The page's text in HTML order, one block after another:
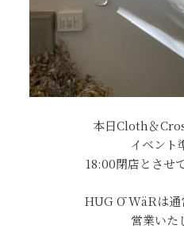
本日Cloth＆
イベント
18:00閉店とさせ
HUG Ō WäRは
営業いた